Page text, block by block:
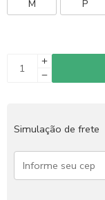
M P
Simulação de frete